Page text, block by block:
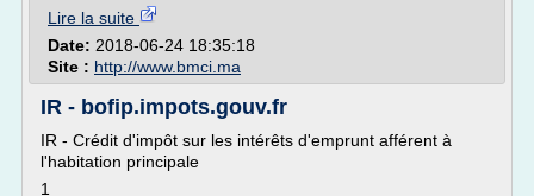
Lire la suite
Date: 2018-06-24 18:35:18
Site : http://www.bmci.ma
IR - bofip.impots.gouv.fr
IR - Crédit d'impôt sur les intérêts d'emprunt afférent à
l'habitation principale
1